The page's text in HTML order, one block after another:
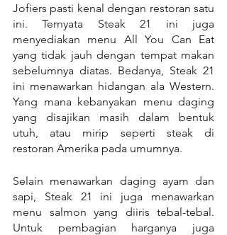
Jofiers pasti kenal dengan restoran satu
ini. Ternyata Steak 21 ini juga
menyediakan menu All You Can Eat
yang tidak jauh dengan tempat makan
sebelumnya diatas. Bedanya, Steak 21
ini menawarkan hidangan ala Western.
Yang mana kebanyakan menu daging
yang disajikan masih dalam bentuk
utuh, atau mirip seperti steak di
restoran Amerika pada umumnya.
Selain menawarkan daging ayam dan
sapi, Steak 21 ini juga menawarkan
menu salmon yang diiris tebal-tebal.
Untuk pembagian harganya juga